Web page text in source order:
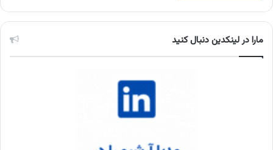
مارا در لینکدین دنبال کنید